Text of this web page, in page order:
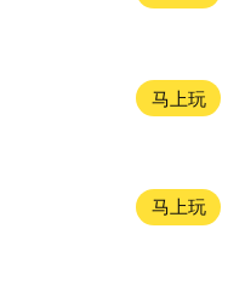
马上玩
马上玩